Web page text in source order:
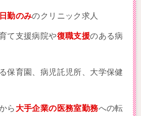
日勤のみのクリニック求人
て支援病院や復職支援のある病
保育園、病児託児所、大学保健
ら 大手企業の医務室勤務への転